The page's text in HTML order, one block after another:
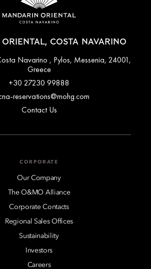
COSTA NAVARINO
Navarino , Pylos, Messenia, 24001,
Greece
+30 27230 99888
reservations@mohg.com
Contact Us
CORPORATE
Our Company
The O&MO Alliance
Corporate Contacts
Regional Sales Offices
Sustainability
Investors
Careers